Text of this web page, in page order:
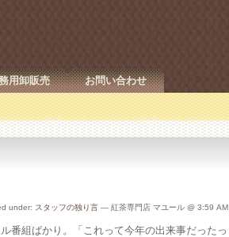
用卸販売 お問い合わせ
under: スタッフの独り言 — 紅茶専門店 マユール @ 3:59 AM
番組ばかり。「これって今年の出来事だったっ